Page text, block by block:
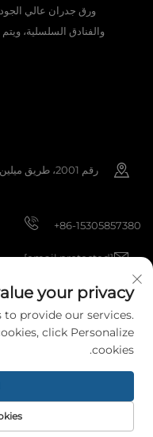
ورق جدران عالي
والفنادق السلسلية،
رقم 2001،
+86-15305857380
[email protected]
حقوق
الحقوق
your privacy
provide our services.
click Personalize
cookies.